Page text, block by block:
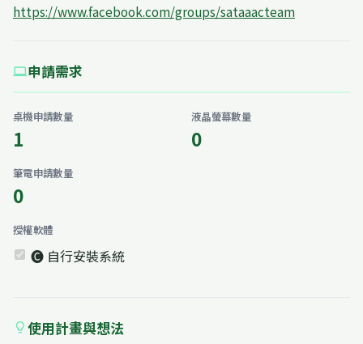
https://www.facebook.com/groups/sataaacteam
computer申請需求
桌機申請數量
1
液晶螢幕數量
0
筆電申請數量
0
授權軟體
🅒 自行安裝系統
lightbulb 使用計畫與想法